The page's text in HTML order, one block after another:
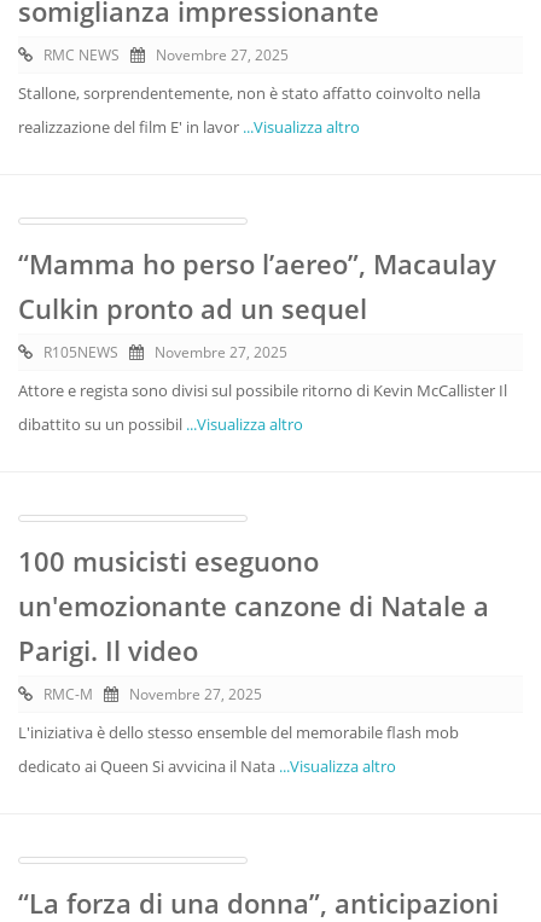
somiglianza impressionante
RMC NEWS Novembre 27, 2025
Stallone, sorprendentemente, non è stato affatto coinvolto nella
realizzazione del film E' in lavor ...Visualizza altro
“Mamma ho perso l’aereo”, Macaulay
Culkin pronto ad un sequel
R105NEWS Novembre 27, 2025
Attore e regista sono divisi sul possibile ritorno di Kevin McCallister Il
dibattito su un possibil ...Visualizza altro
100 musicisti eseguono
un'emozionante canzone di Natale a
Parigi. Il video
RMC-M Novembre 27, 2025
L'iniziativa è dello stesso ensemble del memorabile flash mob
dedicato ai Queen Si avvicina il Nata ...Visualizza altro
“La forza di una donna”, anticipazioni